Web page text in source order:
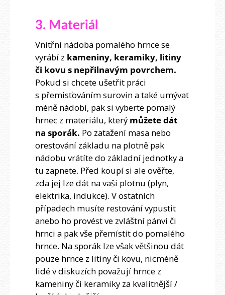
3. Materiál
Vnitřní nádoba pomalého hrnce se
vyrábí z kameniny, keramiky, litiny
či kovu s nepřilnavým povrchem.
Pokud si chcete ušetřit práci
s přemisťováním surovin a také umývat
méně nádobí, pak si vyberte pomalý
hrnec z materiálu, který můžete dát
na sporák. Po zatažení masa nebo
orestování základu na plotně pak
nádobu vrátíte do základní jednotky a
tu zapnete. Před koupí si ale ověřte,
zda jej lze dát na vaši plotnu (plyn,
elektrika, indukce). V ostatních
případech musíte restování vypustit
anebo ho provést ve zvláštní pánvi či
hrnci a pak vše přemístit do pomalého
hrnce. Na sporák lze však většinou dát
pouze hrnce z litiny či kovu, nicméně
lidé v diskuzích považují hrnce z
kameniny či keramiky za kvalitnější /